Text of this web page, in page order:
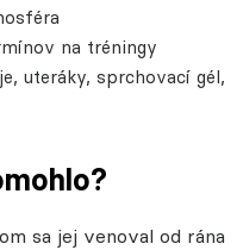
na tréningy
uteráky, sprchovací gél,
sa jej venoval od rána